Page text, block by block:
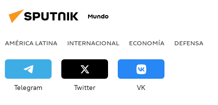
Mundo
AMÉRICA LATINA INTERNACIONAL ECONOMÍA DEFENSA
Telegram Twitter VK